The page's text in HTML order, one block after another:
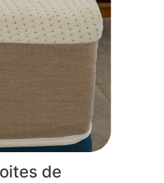
de